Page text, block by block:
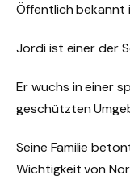
Öffentlich bekannt
Jordi ist einer der
Er wuchs in einer
geschützten
Seine Familie
Wichtigkeit von